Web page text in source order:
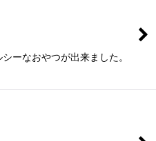
ーなおやつが出来ました。